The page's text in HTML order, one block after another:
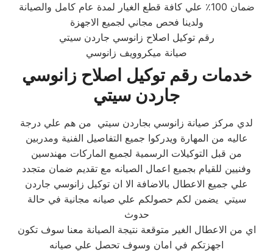
ضمان 100٪ علي كافة قطع الغيار لمدة عام كامل والصيانة
ولدينا فحص مجاني لجميع الاجهزة
رقم توكيل اصلاح زانوسي جاردن سيتي
صيانة ميكروويف زانوسي
خدمات رقم توكيل اصلاح زانوسي
جاردن سيتي
لدي مركز صيانة زانوسي بجاردن سيتي من هم علي درجة
عاليه من المهارة ويدركوا جميع التفاصيل الفنية ومدربين
من قبل التوكيلات الرسمية لجميع الماركات مهندسين
وفنيين للقيام بجميع اعمال الصيانه مع تقديم ضمان متجدد
علي جميع الاعطال بالاضافة الا ان توكيل زانوسي جاردن
سيتي يضمن لكم حصولكم علي صيانه مجانية في حالة
حدوث
اي من الاعطال الغير متوقعة نتيجة الصيانة معنا سوف تكون
اجهزتكم في امان وسوف تحصل علي صيانه